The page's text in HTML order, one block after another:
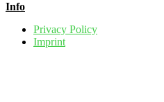
Info
Privacy Policy
Imprint